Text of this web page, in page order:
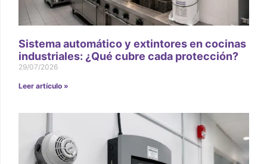
Sistema automático y extintores en cocinas
industriales: ¿Qué cubre cada protección?
29/07/2026
Leer artículo »